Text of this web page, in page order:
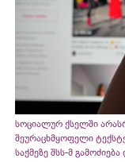
სოციალურ ქსელში
შეურაცხმყოფელი
საქმეზე შსს-მ